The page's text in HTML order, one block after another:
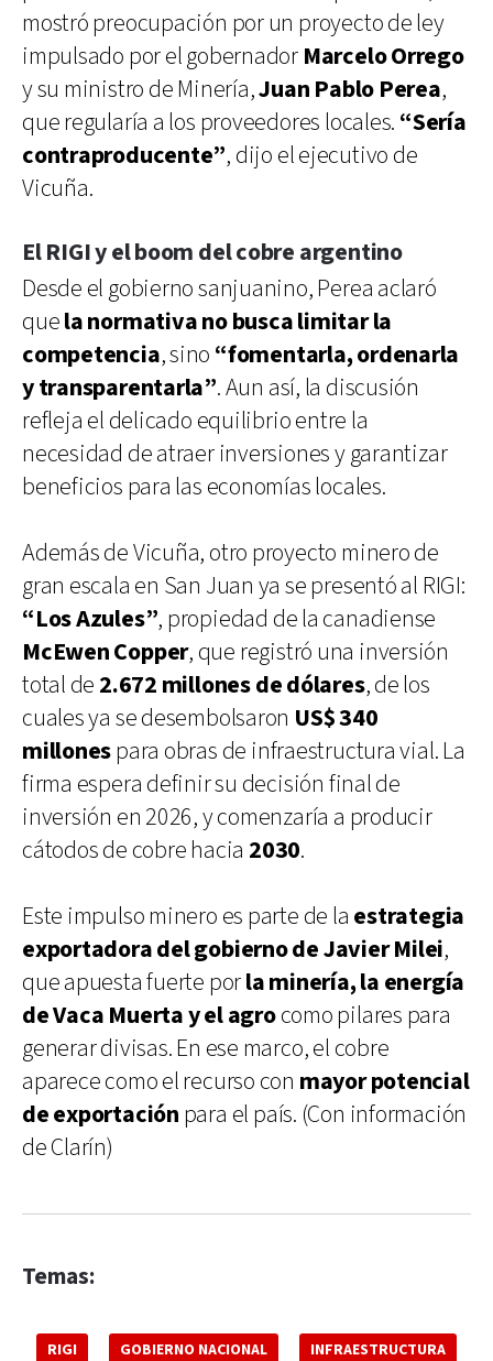
mostró preocupación por un proyecto de ley
impulsado por el gobernador Marcelo Orrego
y su ministro de Minería,Juan Pablo Perea,
que regularía a los proveedores locales. “Sería
contraproducente”, dijo el ejecutivo de
Vicuña.
El RIGI y el boom del cobre argentino
Desde el gobierno sanjuanino, Perea aclaró
quela normativa no busca limitar la
competencia, sino “fomentarla, ordenarla
y transparentarla”. Aun así, la discusión
refleja el delicado equilibrio entre la
necesidad de atraer inversiones y garantizar
beneficios para las economías locales.
Además de Vicuña, otro proyecto minero de
gran escala en San Juan ya se presentó al RIGI:
“Los Azules”, propiedad de la canadiense
McEwen Copper, que registró una inversión
total de 2.672 millones de dólares, de los
cuales ya se desembolsaron US$ 340
millonespara obras de infraestructura vial. La
firma espera definir su decisión final de
inversión en 2026, y comenzaría a producir
cátodos de cobre hacia 2030.
Este impulso minero es parte de la estrategia
exportadora del gobierno de Javier Milei,
que apuesta fuerte porla minería, la energía
de Vaca Muerta y el agrocomo pilares para
generar divisas. En ese marco, el cobre
aparece como el recurso con mayor potencial
de exportación para el país. (Con información
de Clarín)
Temas:
RIGI GOBIERNO NACIONAL INFRAESTRUCTURA